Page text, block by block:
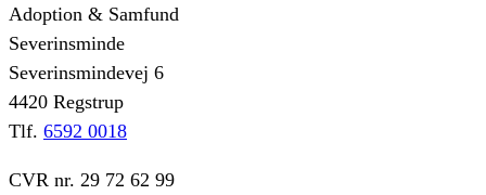
Adoption & Samfund
Severinsminde
Severinsmindevej 6
4420 Regstrup
Tlf. 6592 0018
CVR nr. 29 72 62 99